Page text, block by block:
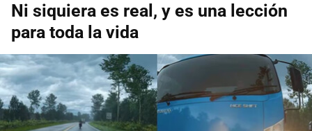
Ni siquiera es real, y es una lección
para toda la vida